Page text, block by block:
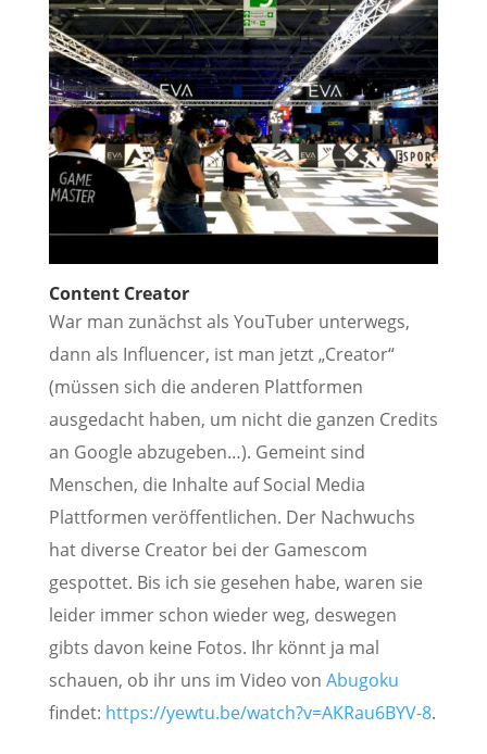
Content Creator
War man zunächst als YouTuber unterwegs,
dann als Influencer, ist man jetzt „Creator“
(müssen sich die anderen Plattformen
ausgedacht haben, um nicht die ganzen Credits
an Google abzugeben…). Gemeint sind
Menschen, die Inhalte auf Social Media
Plattformen veröffentlichen. Der Nachwuchs
hat diverse Creator bei der Gamescom
gespottet. Bis ich sie gesehen habe, waren sie
leider immer schon wieder weg, deswegen
gibts davon keine Fotos. Ihr könnt ja mal
schauen, ob ihr uns im Video von Abugoku
findet: https://yewtu.be/watch?v=AKRau6BYV-8.